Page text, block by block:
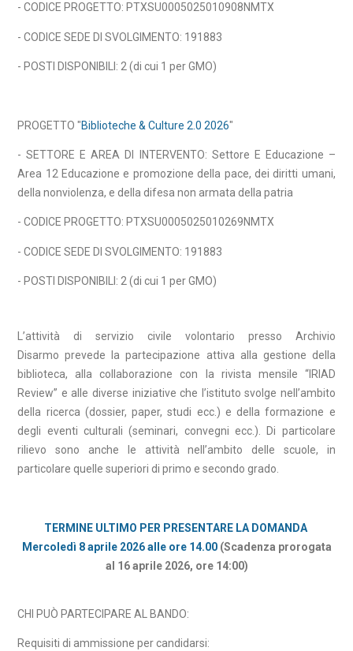
- CODICE PROGETTO: PTXSU0005025010908NMTX
- CODICE SEDE DI SVOLGIMENTO: 191883
- POSTI DISPONIBILI: 2 (di cui 1 per GMO)
PROGETTO "Biblioteche & Culture 2.0 2026"
- SETTORE E AREA DI INTERVENTO: Settore E Educazione –
Area 12 Educazione e promozione della pace, dei diritti umani,
della nonviolenza, e della difesa non armata della patria
- CODICE PROGETTO: PTXSU0005025010269NMTX
- CODICE SEDE DI SVOLGIMENTO: 191883
- POSTI DISPONIBILI: 2 (di cui 1 per GMO)
L’attività di servizio civile volontario presso Archivio
Disarmo prevede la partecipazione attiva alla gestione della
biblioteca, alla collaborazione con la rivista mensile “IRIAD
Review” e alle diverse iniziative che l’istituto svolge nell’ambito
della ricerca (dossier, paper, studi ecc.) e della formazione e
degli eventi culturali (seminari, convegni ecc.). Di particolare
rilievo sono anche le attività nell’ambito delle scuole, in
particolare quelle superiori di primo e secondo grado.
TERMINE ULTIMO PER PRESENTARE LA DOMANDA
Mercoledì 8 aprile 2026 alle ore 14.00(Scadenza prorogata
al 16 aprile 2026, ore 14:00)
CHI PUÒ PARTECIPARE AL BANDO:
Requisiti di ammissione per candidarsi: